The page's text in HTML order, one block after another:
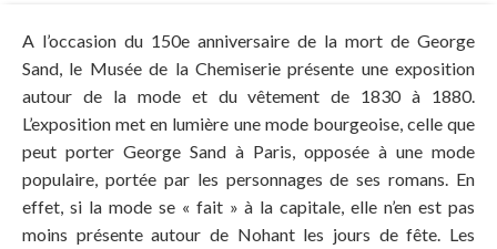
A l’occasion du 150e anniversaire de la mort de George
Sand, le Musée de la Chemiserie présente une exposition
autour de la mode et du vêtement de 1830 à 1880.
L’exposition met en lumière une mode bourgeoise, celle que
peut porter George Sand à Paris, opposée à une mode
populaire, portée par les personnages de ses romans. En
effet, si la mode se « fait » à la capitale, elle n’en est pas
moins présente autour de Nohant les jours de fête. Les